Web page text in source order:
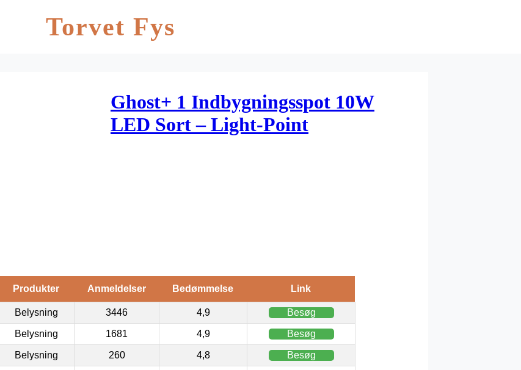
Torvet Fys
Ghost+ 1 Indbygningsspot 10W
LED Sort – Light-Point
Produkter Anmeldelser Bedømmelse Link
Belysning 3446 4,9 Besøg
Belysning 1681 4,9 Besøg
Belysning 260 4,8 Besøg